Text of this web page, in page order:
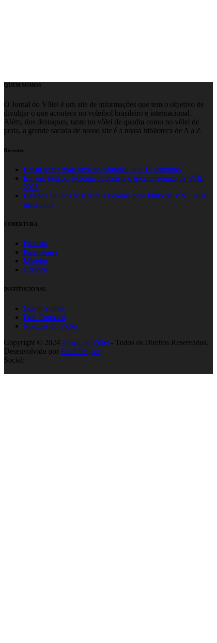
QUEM SOMOS
O Jornal do Vôlei é um site de informações que tem o objetivo de
divulgar o que acontece no voleibol brasileiro e internacional.
Além, dos destaques, tanto no vôlei de quadra como no vôlei de
praia, a grande sacada de nosso site é a nossa biblioteca de A a Z
Recentes
Brasil perde mais uma no Mundial Sub 17 feminino
Em um jogaço, Polônia conquista o tricampeonato da VNL
2026
Estados Unidos desafiam a Polônia pelo título da VNL 2026
masculina
COBERTURA
Paulista
Paranaense
Mineiro
Carioca
INSTITUCIONAL
Quem Somos
Fale Conosco
Notícias do Vôlei
Copyright © 2024 Jornal do Vôlei - Todos os Direitos Reservados.
Desenvolvido por Pixel Project
Social: